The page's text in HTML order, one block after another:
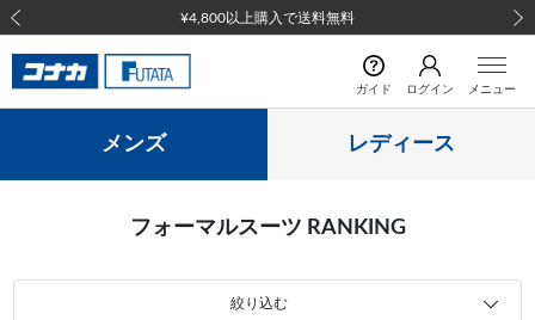
¥4,800以上購入で送料無料
前の画像
ガイド ログイン メニュー
メンズ レディース
フォーマルスーツ RANKING
絞り込む